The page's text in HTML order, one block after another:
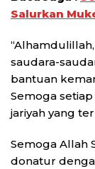
Salurkan
saudara-
bantuan
Semoga
jariyah yang
Semoga Allah
donatur